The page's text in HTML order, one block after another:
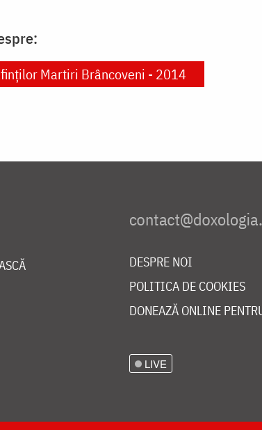
Martiri Brâncoveni - 2014
DESPRE NOI
POLITICA DE COOKIES
DONEAZĂ ONLINE
LIVE